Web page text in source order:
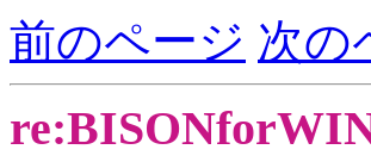
前のページ 次の